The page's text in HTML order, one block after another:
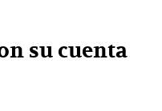
su cuenta